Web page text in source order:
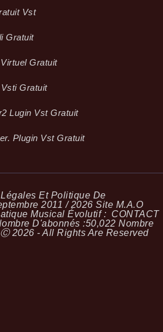
Vst
Gratuit
Gratuit
Gratuit
Lugin Vst Gratuit
Plugin Vst Gratuit
Et Politique De
2011 / 2026 Site M.A.O
Musical Évolutif : CONTACT
D'abonnés :50,022 Nombre
Ⓒ 2026 - All Rights Are Reserved